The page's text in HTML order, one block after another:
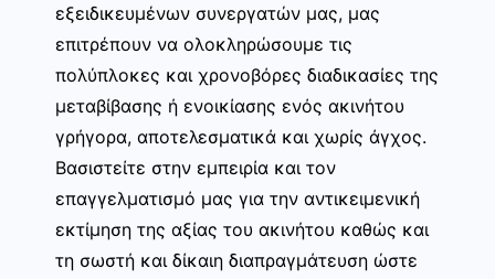
εξειδικευμένων συνεργατών μας, μας
επιτρέπουν να ολοκληρώσουμε τις
πολύπλοκες και χρονοβόρες διαδικασίες της
μεταβίβασης ή ενοικίασης ενός ακινήτου
γρήγορα, αποτελεσματικά και χωρίς άγχος.
Βασιστείτε στην εμπειρία και τον
επαγγελματισμό μας για την αντικειμενική
εκτίμηση της αξίας του ακινήτου καθώς και
τη σωστή και δίκαιη διαπραγμάτευση ώστε